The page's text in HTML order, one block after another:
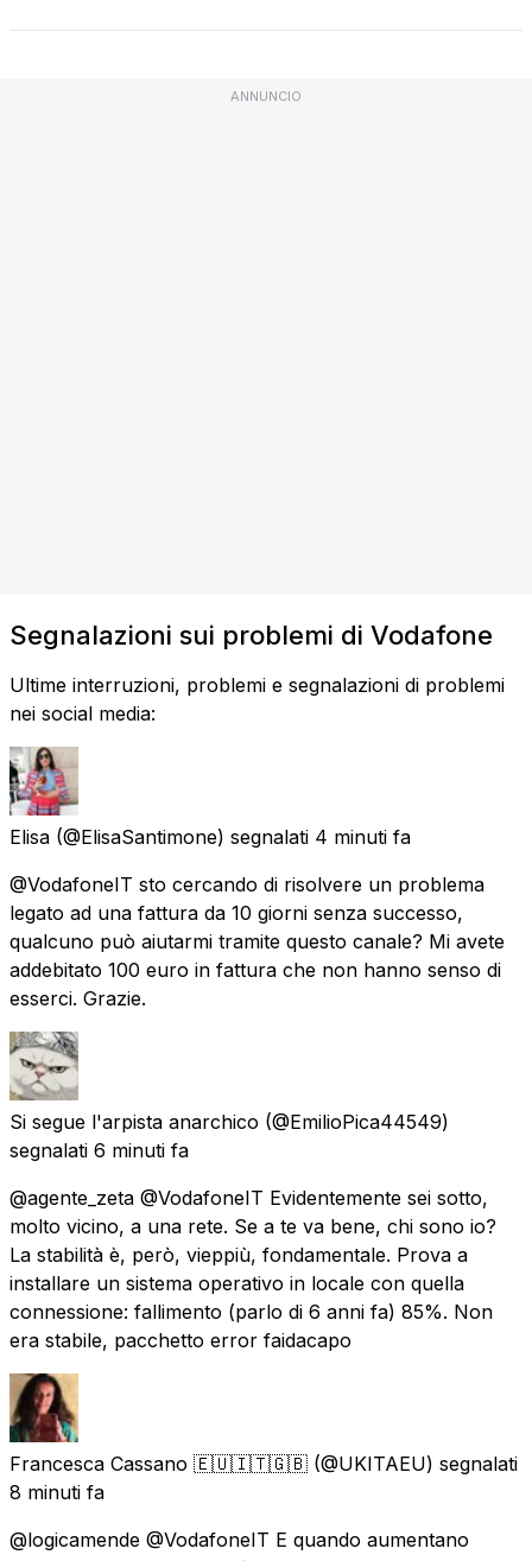
ANNUNCIO
Segnalazioni sui problemi di Vodafone
Ultime interruzioni, problemi e segnalazioni di problemi
nei social media:
Elisa (@ElisaSantimone) segnalati 4 minuti fa
@VodafoneIT sto cercando di risolvere un problema
legato ad una fattura da 10 giorni senza successo,
qualcuno può aiutarmi tramite questo canale? Mi avete
addebitato 100 euro in fattura che non hanno senso di
esserci. Grazie.
Si segue l'arpista anarchico (@EmilioPica44549)
segnalati 6 minuti fa
@agente_zeta @VodafoneIT Evidentemente sei sotto,
molto vicino, a una rete. Se a te va bene, chi sono io?
La stabilità è, però, vieppiù, fondamentale. Prova a
installare un sistema operativo in locale con quella
connessione: fallimento (parlo di 6 anni fa) 85%. Non
era stabile, pacchetto error faidacapo
Francesca Cassano 🇪🇺🇮🇹🇬🇧 (@UKITAEU) segnalati
8 minuti fa
@logicamende @VodafoneIT E quando aumentano